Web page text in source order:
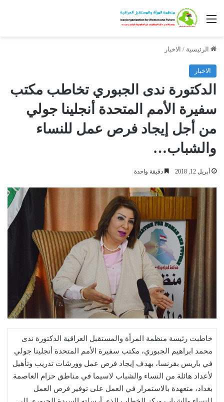
القائمة
الرئيسية / الاخبار
الاخبار
الدكتورة ندى الجبوري تخاطب مكتب
سفيرة الأمم المتحدة أنجلينا جولي
من أجل إيجاد فرص عمل للنساء
والشباب…
أبريل 12, 2018 دقيقة واحدة
خاطبت رئيسة منظمة المرأة والمستقبل العراقية الدكتورة ندى
محمد ابراهيم الجبوري، مكتب سفيرة الأمم المتحدة أنجلينا جولي
في باريس بفرنسا، بهدف إيجاد فرص عمل وورشات تدريب وتأهيل
لأعداد هائلة من النساء والشباب لاسيما في مناطق حزام العاصمة
بغداد، متعهدة بالاستمرار في العمل على توفير فرص العمل